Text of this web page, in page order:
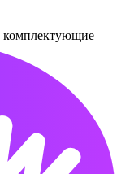
комплектующие